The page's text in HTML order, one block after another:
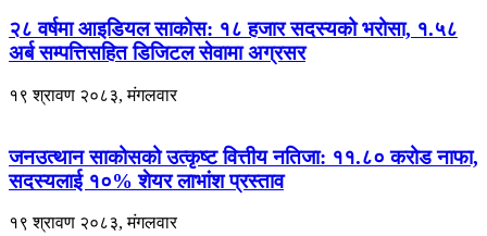
२८ वर्षमा आइडियल साकोस: १८ हजार सदस्यको भरोसा, १.५८
अर्ब सम्पत्तिसहित डिजिटल सेवामा अग्रसर
१९ श्रावण २०८३, मंगलवार
जनउत्थान साकोसको उत्कृष्ट वित्तीय नतिजा: ११.८० करोड नाफा,
सदस्यलाई १०% शेयर लाभांश प्रस्ताव
१९ श्रावण २०८३, मंगलवार